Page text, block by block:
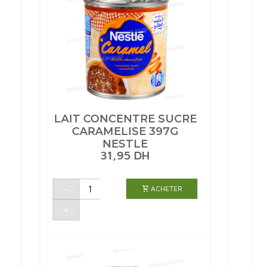
LAIT CONCENTRE SUCRE
CARAMELISE 397G
NESTLE
31,95 DH
-
quantité
LAIT
CARAMELISE
+
ACHETER